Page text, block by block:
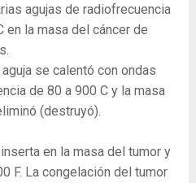
agujas de radiofrecuencia
en la masa del cáncer de
se calentó con ondas
de 80 a 900 C y la masa
(destruyó).
en la masa del tumor y
F. La congelación del tumor